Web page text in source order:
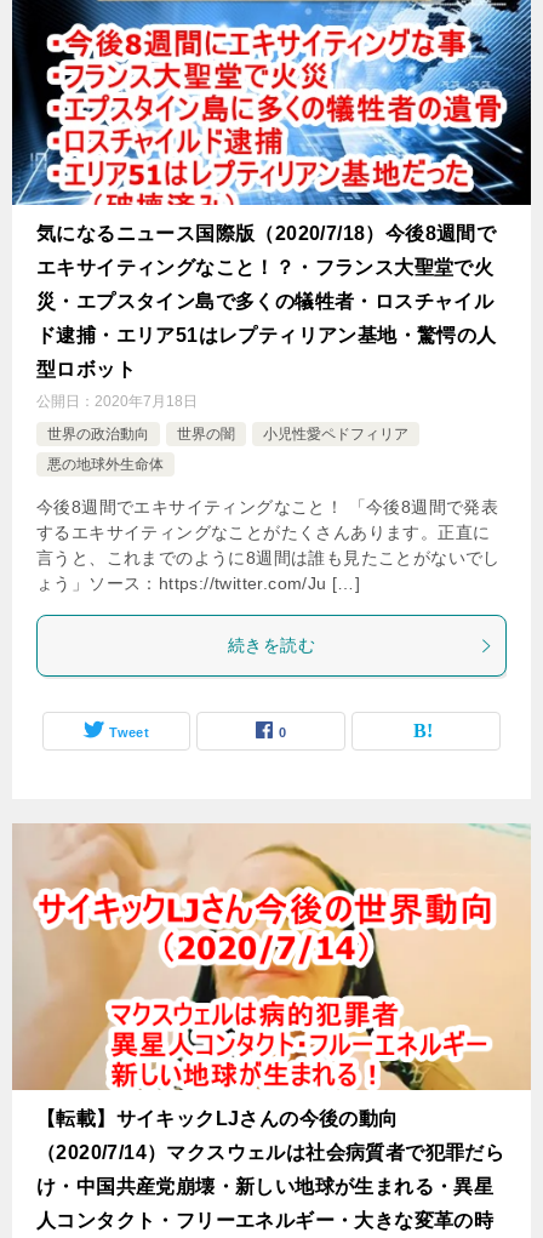
気になるニュース国際版（2020/7/18）今後8週間で
エキサイティングなこと！？・フランス大聖堂で火
災・エプスタイン島で多くの犠牲者・ロスチャイル
ド逮捕・エリア51はレプティリアン基地・驚愕の人
型ロボット
公開日： 2020年7月18日
世界の政治動向
世界の闇
小児性愛ペドフィリア
悪の地球外生命体
今後8週間でエキサイティングなこと！ 「今後8週間で発表
するエキサイティングなことがたくさんあります。正直に
言うと、これまでのように8週間は誰も見たことがないでし
ょう」ソース：https://twitter.com/Ju […]
続きを読む
Tweet 0
【転載】サイキックLJさんの今後の動向
（2020/7/14）マクスウェルは社会病質者で犯罪だら
け・中国共産党崩壊・新しい地球が生まれる・異星
人コンタクト・フリーエネルギー・大きな変革の時